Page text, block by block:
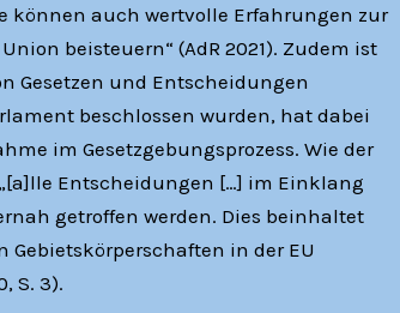
können auch wertvolle Erfahrungen zur
beisteuern“ (AdR 2021). Zudem ist
Gesetzen und Entscheidungen
beschlossen wurden, hat dabei
im Gesetzgebungsprozess. Wie der
Entscheidungen […] im Einklang
getroffen werden. Dies beinhaltet
in der EU
S. 3).